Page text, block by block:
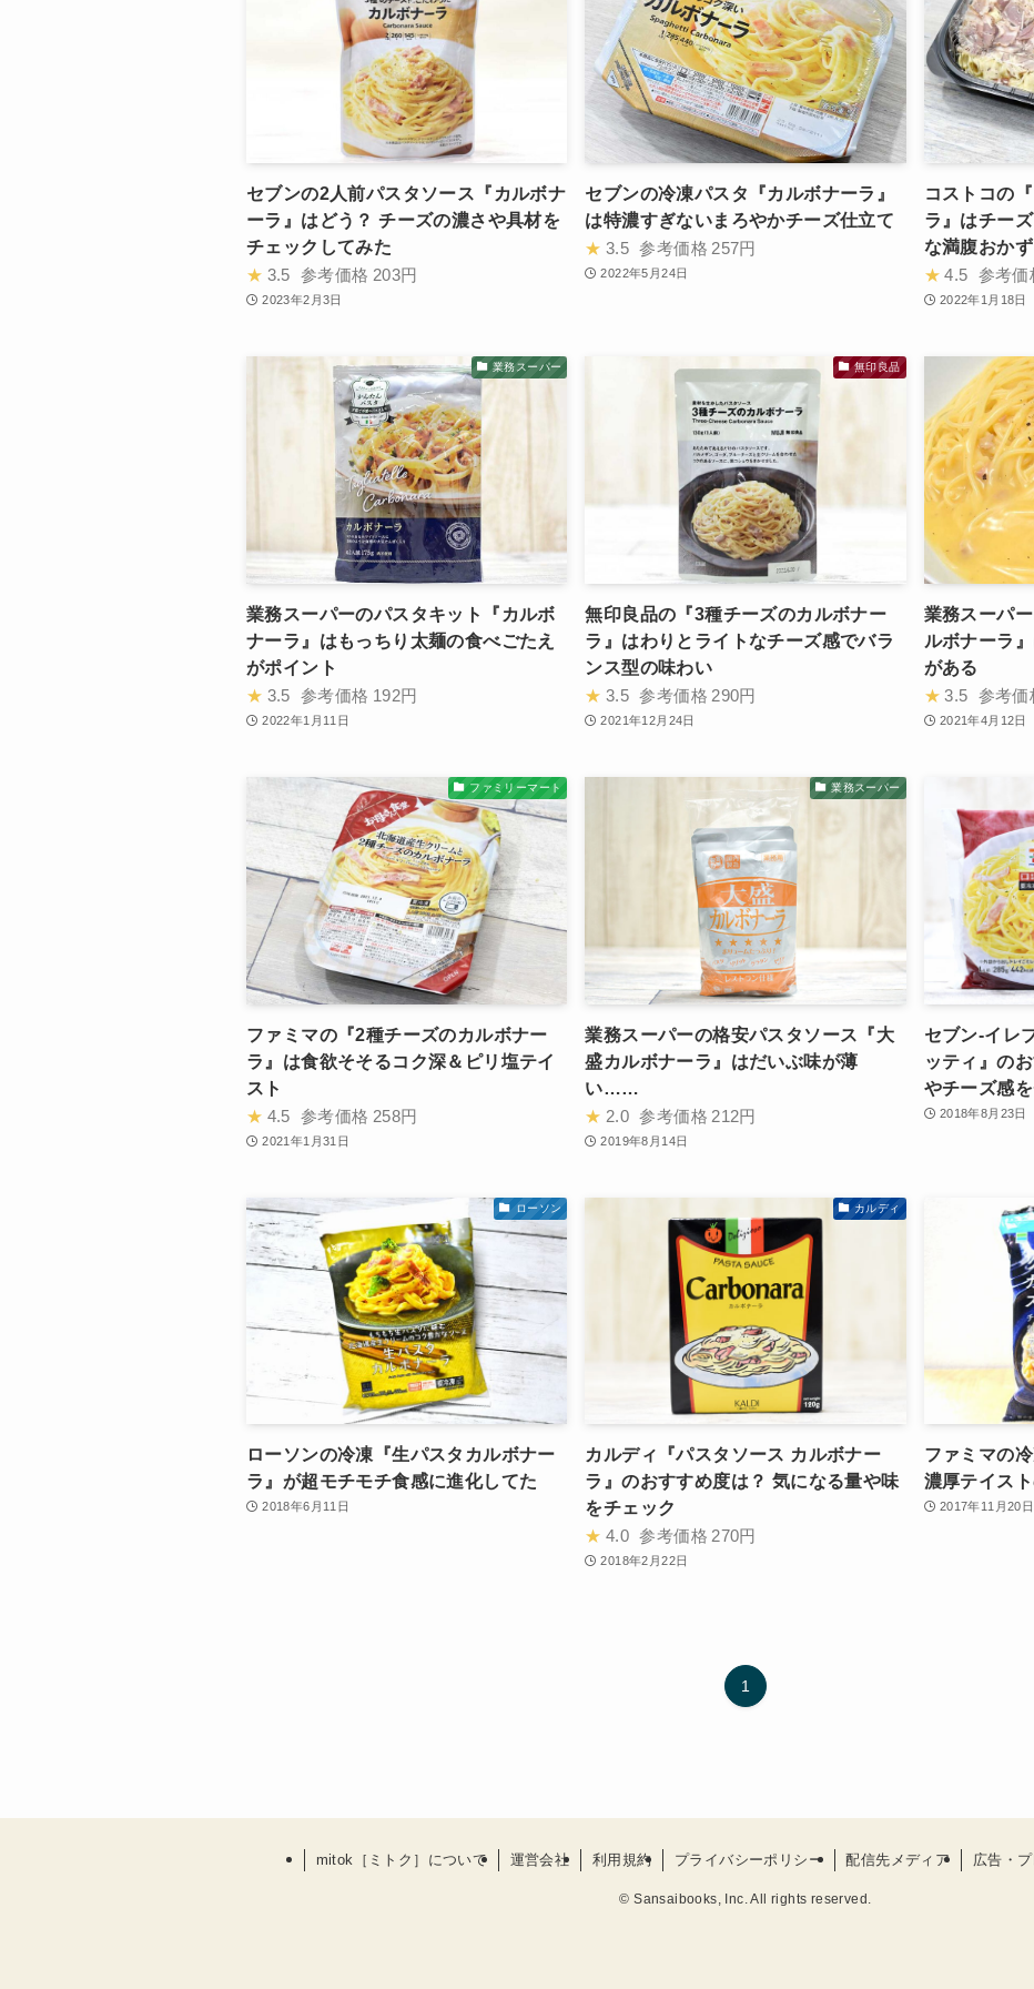
セブンの2人前パスタソース『カルボナ
ーラ』はどう？ チーズの濃さや具材を
チェックしてみた
★ 3.5 参考価格 203円
2023年2月3日
セブンの冷凍パスタ『カルボナーラ』
は特濃すぎないまろやかチーズ仕立て
★ 3.5 参考価格 257円
2022年5月24日
コストコの
ラ』はチー
な満腹おかず
★ 4.5 参考価
2022年1月18日
業務スーパー
業務スーパーのパスタキット『カルボ
ナーラ』はもっちり太麺の食べごたえ
がポイント
★ 3.5 参考価格 192円
2022年1月11日
無印良品
無印良品の『3種チーズのカルボナー
ラ』はわりとライトなチーズ感でバラ
ンス型の味わい
★ 3.5 参考価格 290円
2021年12月24日
業務スーパ
ルボナーラ
がある
★ 3.5 参考価
2021年4月12日
ファミリーマート
ファミマの『2種チーズのカルボナー
ラ』は食欲そそるコク深＆ピリ塩テイ
スト
★ 4.5 参考価格 258円
2021年1月31日
業務スーパー
業務スーパーの格安パスタソース『大
盛カルボナーラ』はだいぶ味が薄
い……
★ 2.0 参考価格 212円
2019年8月14日
セブン-イレ
ッティ』の
やチーズ感
2018年8月23日
ローソン
ローソンの冷凍『生パスタカルボナー
ラ』が超モチモチ食感に進化してた
2018年6月11日
カルディ
カルディ『パスタソース カルボナー
ラ』のおすすめ度は？ 気になる量や味
をチェック
★ 4.0 参考価格 270円
2018年2月22日
ファミマの
濃厚テイス
2017年11月20日
1
mitok［ミトク］について 運営会社 利用規約 プライバシーポリシー 配信先メディア 広告・
© Sansaibooks, Inc. All rights reserved.